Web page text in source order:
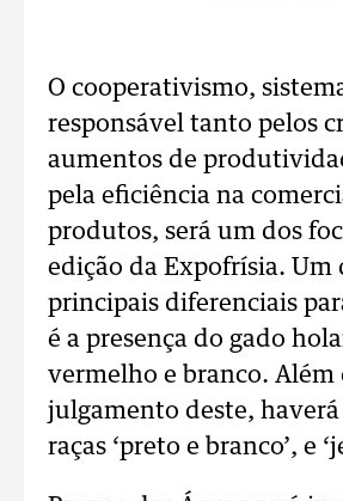
O cooperativismo,
responsável tanto pelos
aumentos de
pela eficiência na
produtos, será um dos
edição da Expofrísia. Um
principais diferenciais
é a presença do gado
vermelho e branco. Além
julgamento deste,
raças ‘preto e branco’, e